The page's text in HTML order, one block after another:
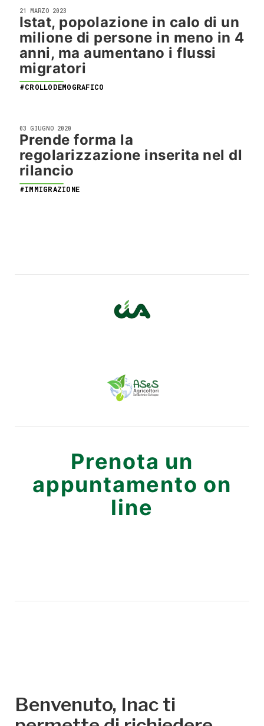
21 MARZO 2023
Istat, popolazione in calo di un
milione di persone in meno in 4
anni, ma aumentano i flussi
migratori
#CROLLODEMOGRAFICO
03 GIUGNO 2020
Prende forma la
regolarizzazione inserita nel dl
rilancio
#IMMIGRAZIONE
Prenota un
appuntamento on
line
Benvenuto, Inac ti